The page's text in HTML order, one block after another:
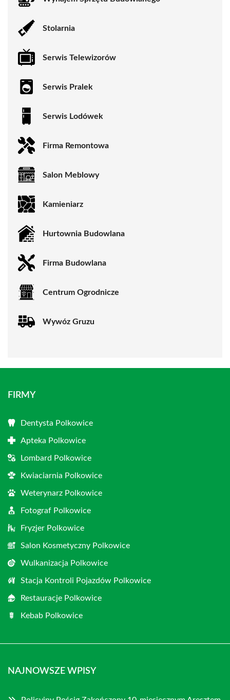
Stolarnia
Serwis Telewizorów
Serwis Pralek
Serwis Lodówek
Firma Remontowa
Salon Meblowy
Kamieniarz
Hurtownia Budowlana
Firma Budowlana
Centrum Ogrodnicze
Wywóz Gruzu
FIRMY
Dentysta Polkowice
Apteka Polkowice
Lombard Polkowice
Kwiaciarnia Polkowice
Weterynarz Polkowice
Fotograf Polkowice
Fryzjer Polkowice
Salon Kosmetyczny Polkowice
Wulkanizacja Polkowice
Stacja Kontroli Pojazdów Polkowice
Restauracje Polkowice
Kebab Polkowice
NAJNOWSZE WPISY